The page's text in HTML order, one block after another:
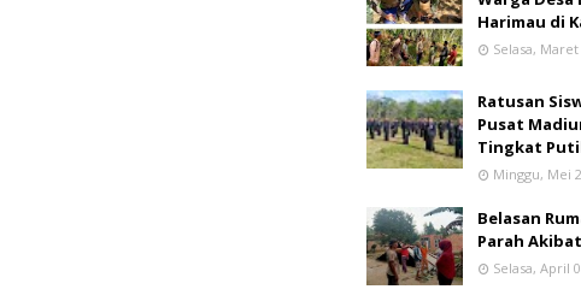
Harimau di
Selasa, Maret
Ratusan
Pusat
Tingkat
Minggu, Mei
Belasan
Parah
Selasa, April